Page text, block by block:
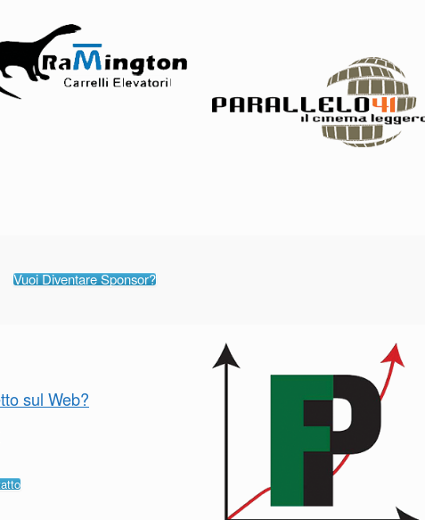
Vuoi Diventare Sponsor?
sul Web?